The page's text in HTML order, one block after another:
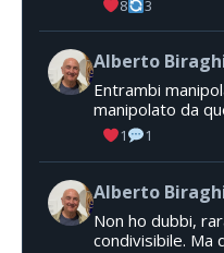
8 3
Alberto
Entrambi
manipolato da
1 1
Alberto
Non ho dubbi,
condivisibile. Ma